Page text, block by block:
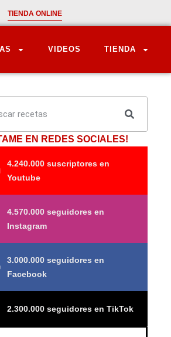
TIENDA ONLINE
VIDEOS TIENDA
EN REDES SOCIALES!
4.240.000 suscriptores en
Youtube
4.570.000 seguidores en
Instagram
3.000.000 seguidores en
Facebook
2.300.000 seguidores en TikTok